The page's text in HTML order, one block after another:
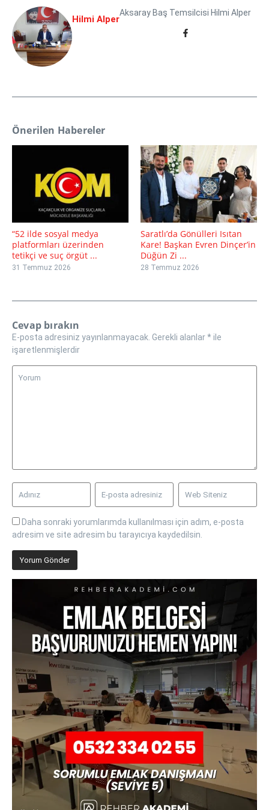
Hilmi Alper
Aksaray Baş Temsilcisi Hilmi Alper
Önerilen Habereler
“52 ilde sosyal medya
platformları üzerinden
tetikçi ve suç örgüt ...
31 Temmuz 2026
Saratlı’da Gönülleri Isıtan
Kare! Başkan Evren Dinçer’in
Düğün Zi ...
28 Temmuz 2026
Cevap bırakın
E-posta adresiniz yayınlanmayacak. Gerekli alanlar*ile
işaretlenmişlerdir
Daha sonraki yorumlarımda kullanılması için adım, e-posta
adresim ve site adresim bu tarayıcıya kaydedilsin.